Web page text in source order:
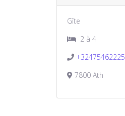
Gîte
2 à 4
+32475462225
7800 Ath